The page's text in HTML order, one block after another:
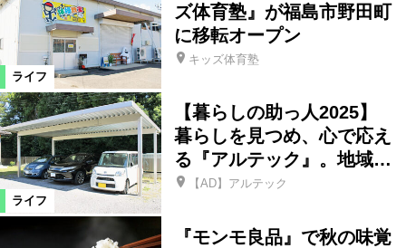
飯舘村 葛尾村 大熊町
富岡町 川内村
広野町 国見町 白河市
県南エリア
ライフ
ズ体育塾』が福島市野田町
に移転オープン
キッズ体育塾
ライフ
【暮らしの助っ人2025】
暮らしを見つめ、心で応え
る『アルテック』。地域…
【AD】アルテック
『モンモ良品』で秋の味覚